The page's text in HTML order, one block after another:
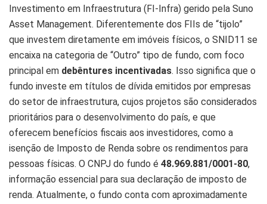
Investimento em Infraestrutura (FI-Infra) gerido pela Suno
Asset Management. Diferentemente dos FIIs de “tijolo”
que investem diretamente em imóveis físicos, o SNID11 se
encaixa na categoria de “Outro” tipo de fundo, com foco
principal em debêntures incentivadas. Isso significa que o
fundo investe em títulos de dívida emitidos por empresas
do setor de infraestrutura, cujos projetos são considerados
prioritários para o desenvolvimento do país, e que
oferecem benefícios fiscais aos investidores, como a
isenção de Imposto de Renda sobre os rendimentos para
pessoas físicas. O CNPJ do fundo é 48.969.881/0001-80,
informação essencial para sua declaração de imposto de
renda. Atualmente, o fundo conta com aproximadamente